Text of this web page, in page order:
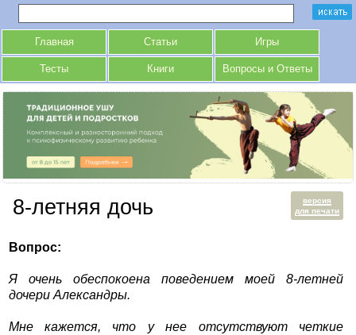
Главная Статьи Игры
Тесты Книги Вопросы и Ответы
версия
для печати
8-летняя дочь
Вопрос:
Я очень обеспокоена поведением моей 8-летней
дочери Александры.
Мне кажется, что у нее отсутствуют четкие